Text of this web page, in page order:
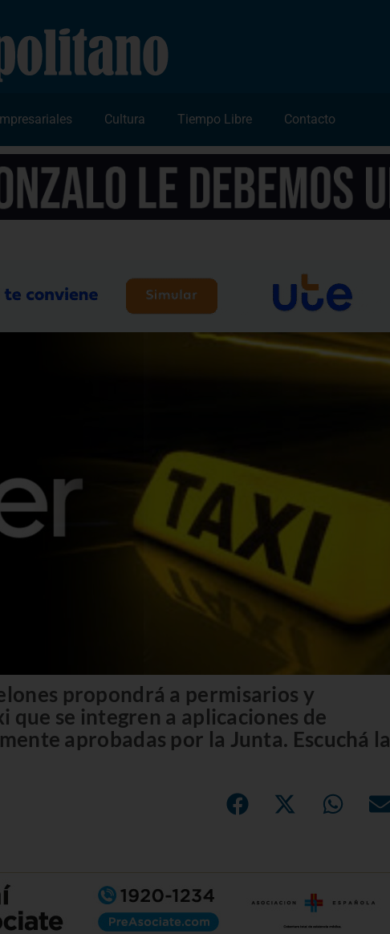
Cultura Tiempo Libre Contacto
propondrá a permisarios y
que se integren a aplicaciones de
aprobadas por la Junta. Escuchá la